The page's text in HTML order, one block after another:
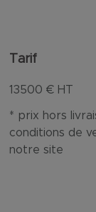
Tarif
13500€ HT
* prix hors
conditions de
notre site